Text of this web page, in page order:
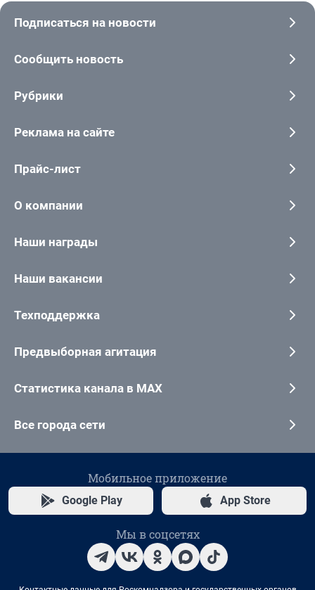
Подписаться на новости
Сообщить новость
Рубрики
Реклама на сайте
Прайс-лист
О компании
Наши награды
Наши вакансии
Техподдержка
Предвыборная агитация
Статистика канала в MAX
Все города сети
Мобильное приложение
Google Play App Store
Мы в соцсетях